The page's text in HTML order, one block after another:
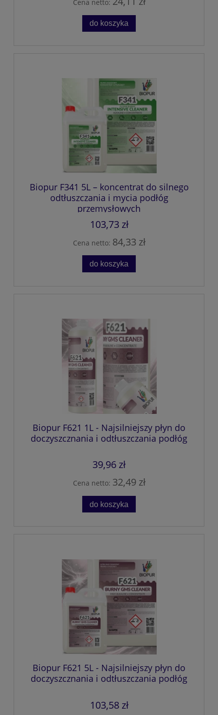
Cena netto:
do koszyka
Biopur F341 5L – koncentrat do silnego
odtłuszczania i mycia podłóg
przemysłowych
103,73 zł
Cena netto: 84,33 zł
do koszyka
Biopur F621 1L - Najsilniejszy płyn do
doczyszcznania i odtłuszczania podłóg
39,96 zł
Cena netto: 32,49 zł
do koszyka
Biopur F621 5L - Najsilniejszy płyn do
doczyszcznania i odtłuszczania podłóg
103,58 zł